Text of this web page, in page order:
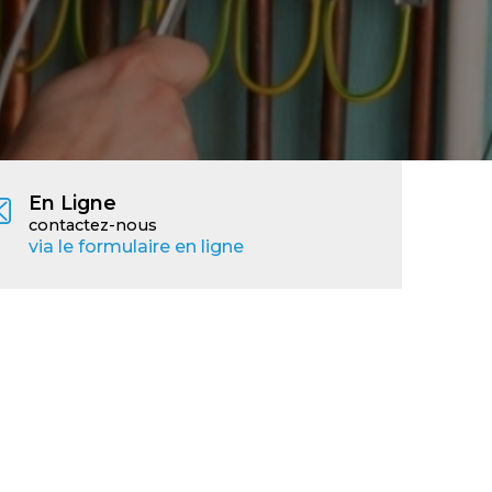
En Ligne
contactez-nous
via le formulaire en ligne